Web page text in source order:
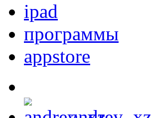
ipad
программы
appstore